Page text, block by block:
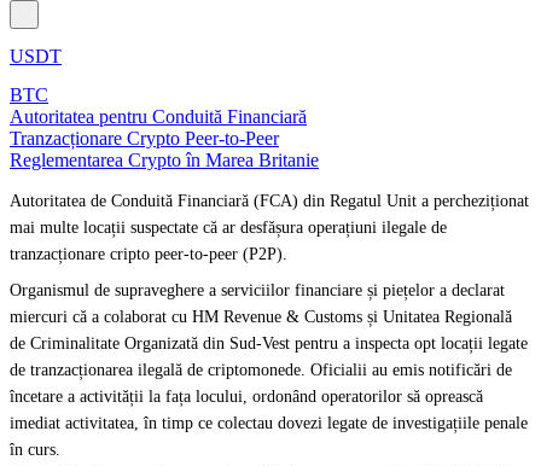
USDT
BTC
Autoritatea pentru Conduită Financiară
Tranzacționare Crypto Peer-to-Peer
Reglementarea Crypto în Marea Britanie
Autoritatea de Conduită Financiară (FCA) din Regatul Unit a percheziționat
mai multe locații suspectate că ar desfășura operațiuni ilegale de
tranzacționare cripto peer-to-peer (P2P).
Organismul de supraveghere a serviciilor financiare și piețelor a declarat
miercuri că a colaborat cu HM Revenue & Customs și Unitatea Regională
de Criminalitate Organizată din Sud-Vest pentru a inspecta opt locații legate
de tranzacționarea ilegală de criptomonede. Oficialii au emis notificări de
încetare a activității la fața locului, ordonând operatorilor să oprească
imediat activitatea, în timp ce colectau dovezi legate de investigațiile penale
în curs.